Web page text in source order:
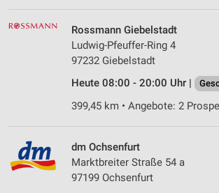
Rossmann Giebelstadt
Ludwig-Pfeuffer-Ring 4
97232 Giebelstadt
Heute 08:00 - 20:00 Uhr |
399,45 km • Angebote: 2
dm Ochsenfurt
Marktbreiter Straße 54 a
97199 Ochsenfurt